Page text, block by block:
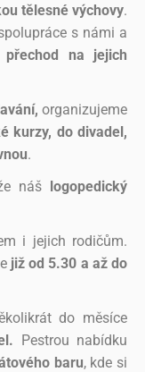
tělesné výchovy.
s námi a
přechod na jejich
organizujeme
kurzy, do divadel,
.
náš logopedický
i jejich rodičům.
již od 5.30 a až do
do měsíce
Pestrou nabídku
baru, kde si